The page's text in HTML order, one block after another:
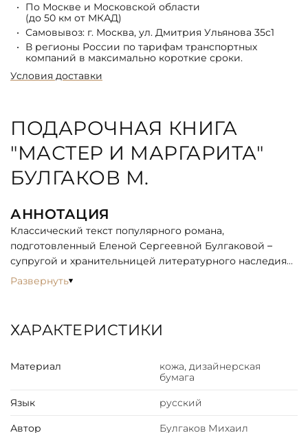
По Москве и Московской области
(до 50 км от МКАД)
Самовывоз: г. Москва, ул. Дмитрия Ульянова 35с1
В регионы России по тарифам транспортных
компаний в максимально короткие сроки.
Условия доставки
ПОДАРОЧНАЯ КНИГА
"МАСТЕР И МАРГАРИТА"
БУЛГАКОВ М.
АННОТАЦИЯ
Классический текст популярного романа,
подготовленный Еленой Сергеевной Булгаковой –
супругой и хранительницей литературного наследия
Мастера, не нуждается в дополнительном
приковывают взгляд и несут яркую дополнительную
эмоциональную нагрузку. Гармоничное соединение
оформления подарит читателям неповторимое
Цельнокожаный переплёт ручной работы, украшен
Развернуть
ХАРАКТЕРИСТИКИ
Материал
кожа, дизайнерская
бумага
Язык русский
Автор
Булгаков Михаил